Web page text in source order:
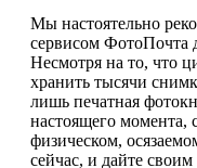
Мы настоятельно
сервисом ФотоПочта
Несмотря на то, что
хранить тысячи
лишь печатная
настоящего момента,
физическом,
сейчас, и дайте